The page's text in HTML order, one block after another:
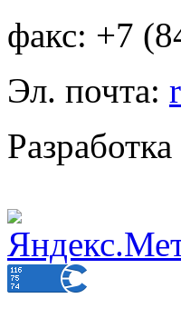
факс: +7
Эл. почта: